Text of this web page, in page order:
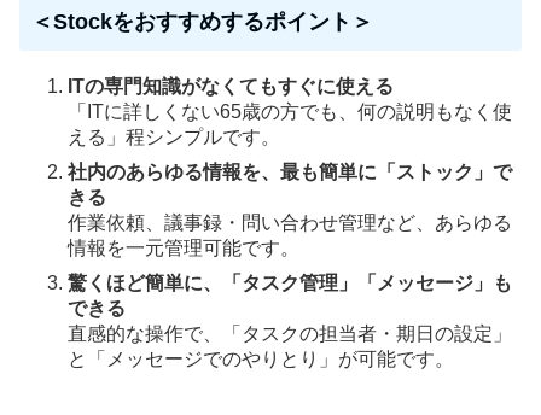
＜Stockをおすすめするポイント＞
ITの専門知識がなくてもすぐに使える
「ITに詳しくない65歳の方でも、何の説明もなく使
える」程シンプルです。
社内のあらゆる情報を、最も簡単に「ストック」で
きる
作業依頼、議事録・問い合わせ管理など、あらゆる
情報を一元管理可能です。
驚くほど簡単に、「タスク管理」「メッセージ」も
できる
直感的な操作で、「タスクの担当者・期日の設定」
と「メッセージでのやりとり」が可能です。